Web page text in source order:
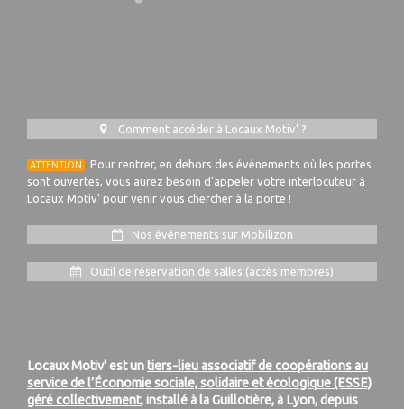
Comment accéder à Locaux Motiv' ?
ATTENTION
Pour rentrer, en dehors des événements où les portes
sont ouvertes, vous aurez besoin d'appeler votre interlocuteur à
Locaux Motiv' pour venir vous chercher à la porte !
Nos événements sur Mobilizon
Outil de réservation de salles (accès membres)
Locaux Motiv' est untiers-lieu associatif de coopérations au
service de l’Économie sociale, solidaire et écologique (ESSE)
géré collectivement, installé à la Guillotière, à Lyon, depuis